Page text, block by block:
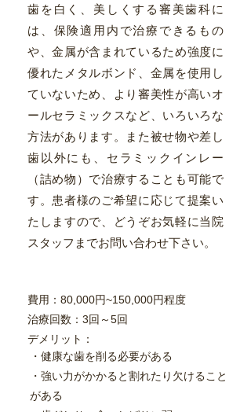
歯を白く、美しくする審美歯科に
は、保険適用内で治療できるもの
や、金属が含まれているため強度に
優れたメタルボンド、金属を使用し
ていないため、より審美性が高いオ
ールセラミックスなど、いろいろな
方法があります。また被せ物や差し
歯以外にも、セラミックインレー
（詰め物）で治療することも可能で
す。患者様のご希望に応じて提案い
たしますので、どうぞお気軽に当院
スタッフまでお問い合わせ下さい。
​費用：80,000円~150,000円程度
治療回数：3回～5回​
​デメリット：
​・健康な歯を削る必要がある
・強い力がかかると割れたり欠けること
がある